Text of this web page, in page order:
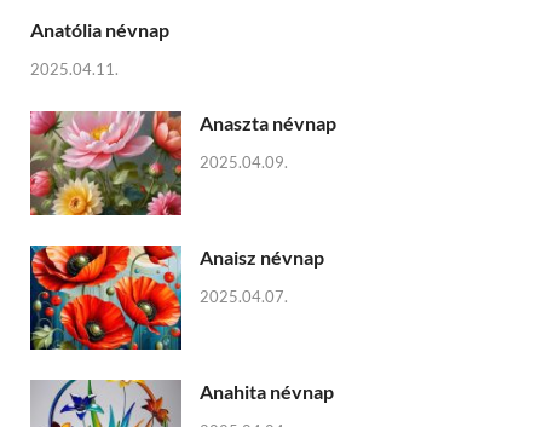
Anatólia névnap
2025.04.11.
Anaszta névnap
2025.04.09.
Anaisz névnap
2025.04.07.
Anahita névnap